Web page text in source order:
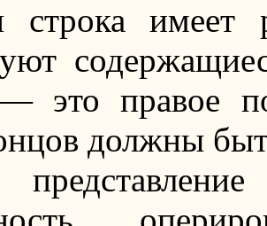
строка
это правое
должны